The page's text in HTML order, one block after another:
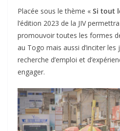
Placée sous le thème « Si tout
l’édition 2023 de la JIV
promouvoir toutes les formes
au Togo mais aussi d’inciter
recherche d’emploi et
engager.